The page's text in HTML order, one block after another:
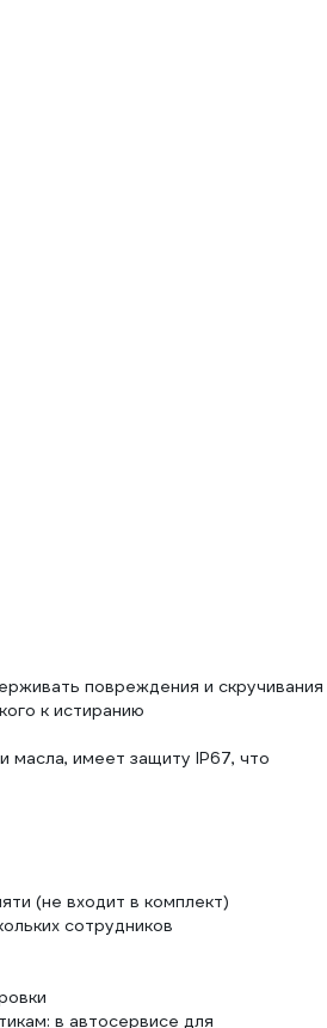
повреждения и скручивания
к истиранию
масла, имеет защиту IP67, что
(не входит в комплект)
сотрудников
в автосервисе для